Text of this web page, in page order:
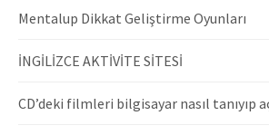
Mentalup Dikkat Geliştirme Oyunları
İNGİLİZCE AKTİVİTE SİTESİ
CD’deki filmleri bilgisayar nasıl tanıyıp